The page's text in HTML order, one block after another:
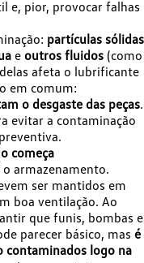
e, pior, provocar falhas
partículas sólidas
e outros fluidos (como
afeta o lubrificante
em comum:
o desgaste das peças.
evitar a contaminação
começa
armazenamento.
ser mantidos em
boa ventilação. Ao
que funis, bombas e
parecer básico, mas é
contaminados logo na